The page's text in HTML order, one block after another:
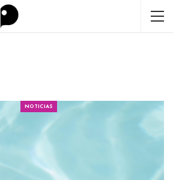
NOTICIAS